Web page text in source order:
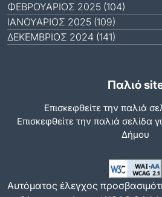
ΦΕΒΡΟΥΆΡΙΟΣ 2025 (104)
ΙΑΝΟΥΆΡΙΟΣ 2025 (109)
ΔΕΚΈΜΒΡΙΟΣ 2024 (141)
Παλιό
Επισκεφθείτε την παλιά
Eπισκεφθείτε την παλιά σελίδα
Δήμου
Αυτόματος έλεγχος